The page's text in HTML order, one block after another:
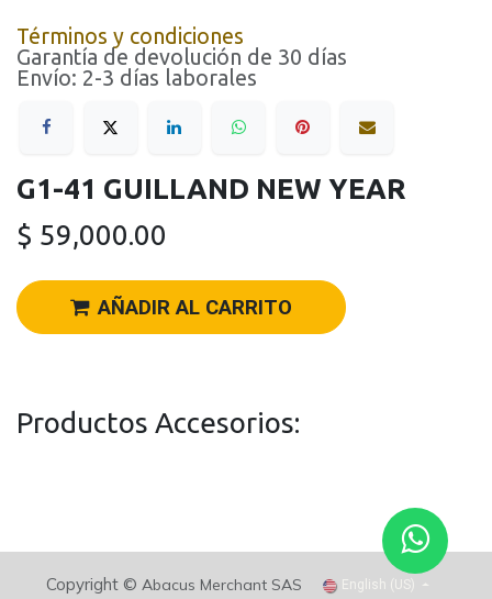
Términos y condiciones
Garantía de devolución de 30 días
Envío: 2-3 días laborales
G1-41 GUILLAND NEW YEAR
$ 59,000.00
AÑADIR AL CARRITO
Productos Accesorios:
Copyright ©Abacus Merchant SAS English (US)